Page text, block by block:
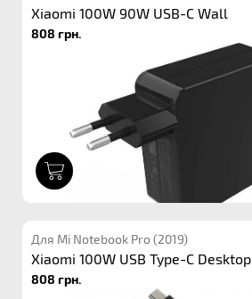
Xiaomi 100W 90W USB-C Wall
808 грн.
Для Mi Notebook Pro (2019)
Xiaomi 100W USB Type-C Desktop
808 грн.